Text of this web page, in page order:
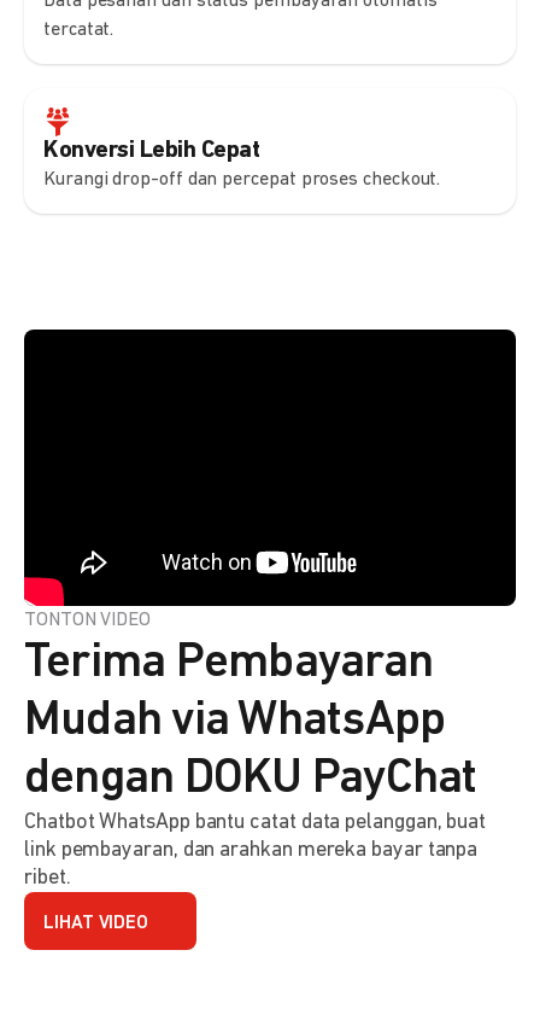
tercatat.
Konversi Lebih Cepat
Kurangi drop-off dan percepat proses checkout.
TONTON VIDEO
Terima Pembayaran
Mudah via WhatsApp
dengan DOKU PayChat
Chatbot WhatsApp bantu catat data pelanggan, buat
link pembayaran, dan arahkan mereka bayar tanpa
ribet.
LIHAT VIDEO